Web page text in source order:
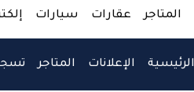
المتاجر عقارات سيارات
الرئيسية الإعلانات المتاجر